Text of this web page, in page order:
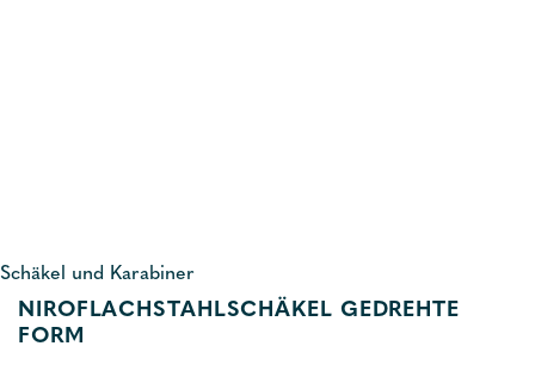
Schäkel und Karabiner
NIROFLACHSTAHLSCHÄKEL GEDREHTE
FORM